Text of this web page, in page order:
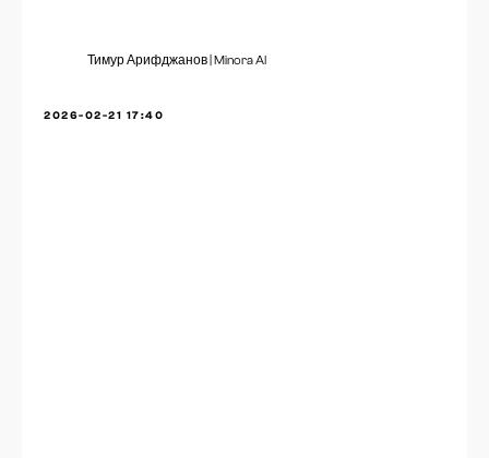
Тимур Арифджанов | Minora AI
2026-02-21 17:40